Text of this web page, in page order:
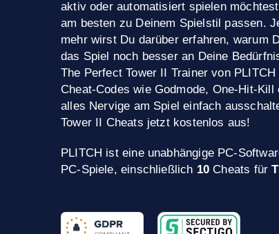
aktiv oder automatisiert spielen
am besten zu Deinem Spielstil passen.
mehr wirst Du darüber erfahren, warum
das Spiel noch besser an Deine
The Perfect Tower II Trainer von
Cheat-Codes wie Godmode, One-Hit-
alles Nervige am Spiel einfach
Tower II Cheats jetzt kostenlos aus!
PLITCH ist eine unabhängige PC-
PC-Spiele, einschließlich 10 Cheats für